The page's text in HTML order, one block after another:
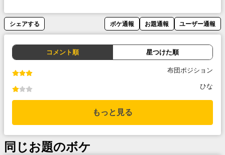
シェアする ボケ通報 お題通報 ユーザー通報
コメント順 星つけた順
布団ポジション
ひな
もっと見る
同じお題のボケ